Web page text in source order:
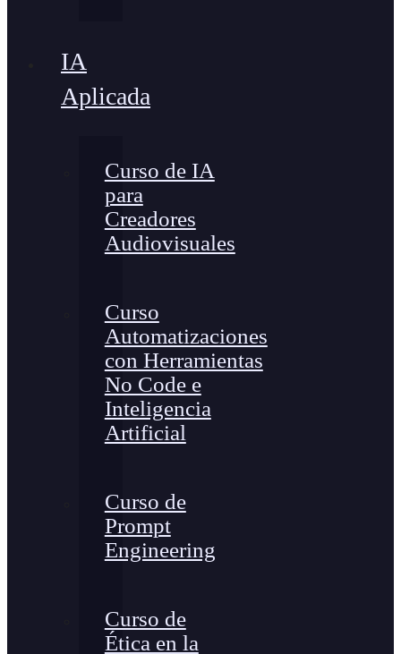
IA
Aplicada
Curso de IA
para
Creadores
Audiovisuales
Curso
Automatizaciones
con Herramientas
No Code e
Inteligencia
Artificial
Curso de
Prompt
Engineering
Curso de
Ética en la